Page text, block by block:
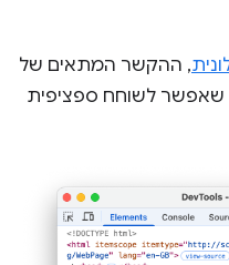
, ההקשר המתאים של
לשוחח ספציפית